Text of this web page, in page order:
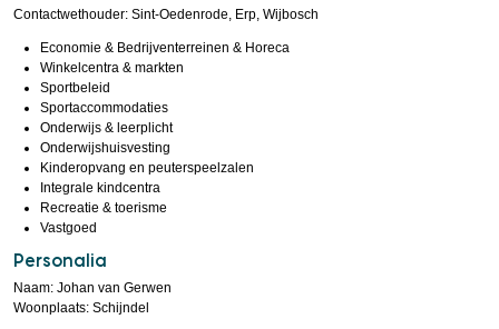
Contactwethouder: Sint-Oedenrode, Erp, Wijbosch
Economie & Bedrijventerreinen & Horeca
Winkelcentra & markten
Sportbeleid
Sportaccommodaties
Onderwijs & leerplicht
Onderwijshuisvesting
Kinderopvang en peuterspeelzalen
Integrale kindcentra
Recreatie & toerisme
Vastgoed
Personalia
Naam: Johan van Gerwen
Woonplaats: Schijndel